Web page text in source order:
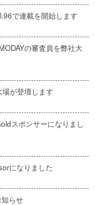
で連載を開始します
の審査員を弊社大
が登壇します
スポンサーになりまし
になりました
らせ